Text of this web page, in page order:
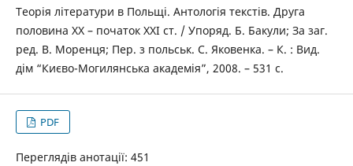
Теорія літератури в Польщі. Антологія текстів. Друга
половина ХХ – початок ХХІ ст. / Упоряд. Б. Бакули; За заг.
ред. В. Моренця; Пер. з польськ. С. Яковенка. – К. : Вид.
дім “Києво-Могилянська академія”, 2008. – 531 с.
PDF
Переглядів анотації: 451